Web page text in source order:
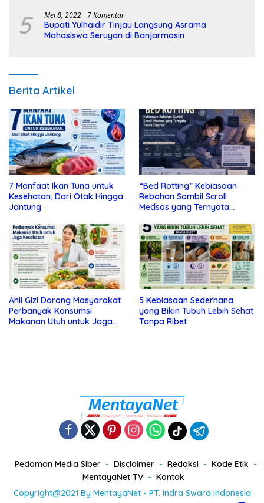
5 Mei 8, 2022 7 Komentar
Bupati Yulhaidir Tinjau Langsung Asrama
Mahasiswa Seruyan di Banjarmasin
Berita Artikel
7 Manfaat Ikan Tuna untuk
Kesehatan, Dari Otak Hingga
Jantung
“Bed Rotting” Kebiasaan
Rebahan Sambil Scroll
Medsos yang Ternyata
Ahli Gizi Dorong Masyarakat
Perbanyak Konsumsi
Makanan Utuh untuk Jaga
5 Kebiasaan Sederhana
yang Bikin Tubuh Lebih Sehat
Tanpa Ribet
Pedoman Media Siber Disclaimer Redaksi
Kode Etik
MentayaNet TV
Kontak
Copyright@2021 By MentayaNet - PT. Indra Swara Indonesia